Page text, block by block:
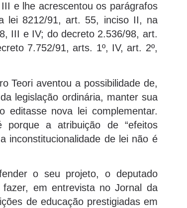
e lhe acrescentou os parágrafos
lei 8212/91, art. 55, inciso II, na
III e IV; do decreto 2.536/98, art.
7.752/91, arts. 1º, IV, art. 2º,
Teori aventou a possibilidade de,
legislação ordinária, manter sua
editasse nova lei complementar.
porque a atribuição de “efeitos
inconstitucionalidade de lei não é
o seu projeto, o deputado
em entrevista no Jornal da
de educação prestigiadas em